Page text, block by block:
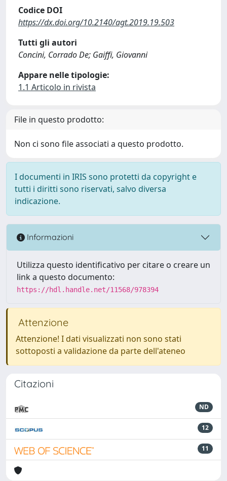
Codice DOI
https://dx.doi.org/10.2140/agt.2019.19.503
Tutti gli autori
Concini, Corrado De; Gaiffi, Giovanni
Appare nelle tipologie:
1.1 Articolo in rivista
File in questo prodotto:
Non ci sono file associati a questo prodotto.
I documenti in IRIS sono protetti da copyright e
tutti i diritti sono riservati, salvo diversa
indicazione.
Informazioni
Utilizza questo identificativo per citare o creare un
link a questo documento:
https://hdl.handle.net/11568/978394
Attenzione
Attenzione! I dati visualizzati non sono stati
sottoposti a validazione da parte dell'ateneo
Citazioni
ND
12
11